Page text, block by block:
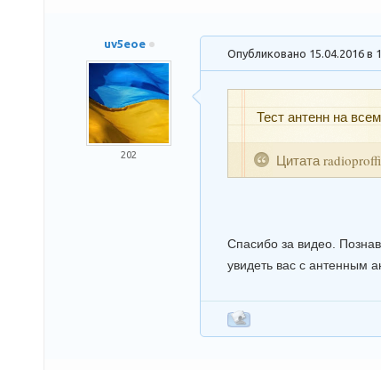
uv5eoe
202
Опубликовано 15.04.2016 в
Цитата
Тест антенн на
Спасибо за видео.
увидеть вас с антенным